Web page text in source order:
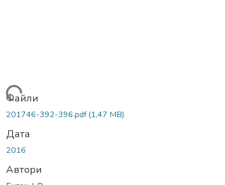
Файли
201746-392-396.pdf(1,47 MB)
Дата
2016
Автори